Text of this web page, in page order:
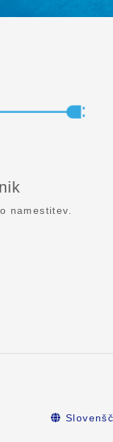
namestitev.